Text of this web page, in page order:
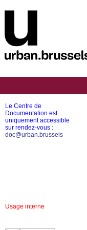
Le Centre de
Documentation est
uniquement accessible
sur rendez-vous :
doc@urban.brussels
Usage interne